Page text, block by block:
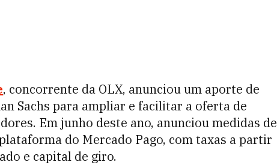
, concorrente da OLX, anunciou um aporte de
Sachs para ampliar e facilitar a oferta de
Em junho deste ano, anunciou medidas de
do Mercado Pago, com taxas a partir
e capital de giro.